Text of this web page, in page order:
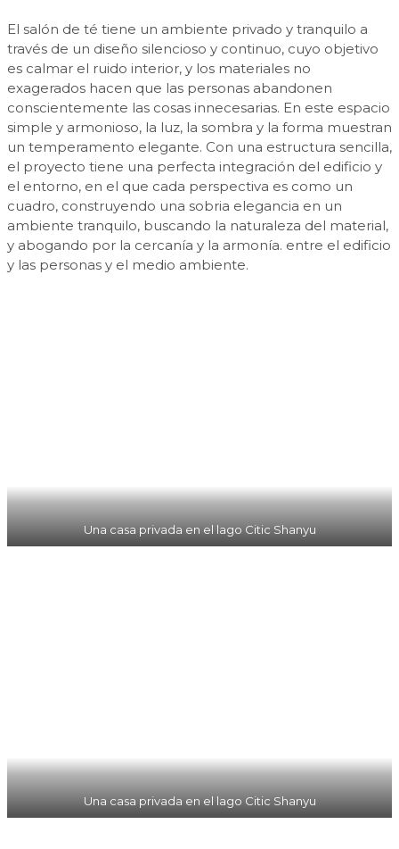
El salón de té tiene un ambiente privado y tranquilo a
través de un diseño silencioso y continuo, cuyo objetivo
es calmar el ruido interior, y los materiales no
exagerados hacen que las personas abandonen
conscientemente las cosas innecesarias. En este espacio
simple y armonioso, la luz, la sombra y la forma muestran
un temperamento elegante. Con una estructura sencilla,
el proyecto tiene una perfecta integración del edificio y
el entorno, en el que cada perspectiva es como un
cuadro, construyendo una sobria elegancia en un
ambiente tranquilo, buscando la naturaleza del material,
y abogando por la cercanía y la armonía. entre el edificio
y las personas y el medio ambiente.
Una casa privada en el lago Citic Shanyu
Una casa privada en el lago Citic Shanyu